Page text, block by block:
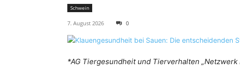
Schwein
7. August 2026 0
*AG Tiergesundheit und Tierverhalten „Netzwerk